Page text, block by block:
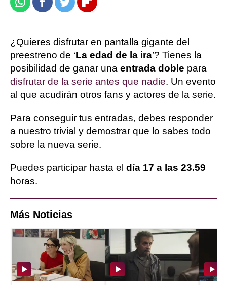
WhatsappFacebook
TwitterFlipboard
¿Quieres disfrutar en pantalla gigante del
preestreno de ‘La edad de la ira’? Tienes la
posibilidad de ganar una entrada doble para
disfrutar de la serie antes que nadie. Un evento
al que acudirán otros fans y actores de la serie.
Para conseguir tus entradas, debes responder
a nuestro trivial y demostrar que lo sabes todo
sobre la nueva serie.
Puedes participar hasta el día 17 a las 23.59
horas.
Más Noticias